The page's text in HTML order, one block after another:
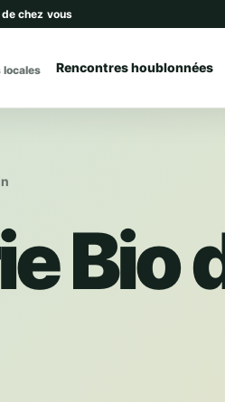
chez vous
locales Rencontres houblonnées
Bio